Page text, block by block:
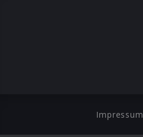
Impressum